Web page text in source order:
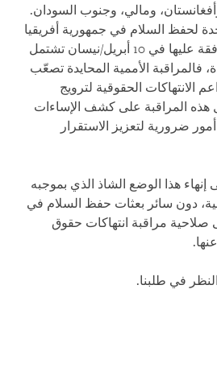
ومالي، وجنوب السودان.
لحفظ السلام في جمهورية أفريقيا
الوسطى التي تمت الموافقة عليها في 10 أبريل/نيسان تشتمل
فالمراقبة الأممية المحايدة تصعّب
الانتهاكات الحقوقية لترويج
هذه المراقبة على كشف الإساءات
ضرورية لتعزيز الاستقرار
إنهاء هذا الوضع الشاذ الذي بموجبه
دون سائر بعثات حفظ السلام في
صلاحية مراقبة انتهاكات حقوق
في طلبنا.